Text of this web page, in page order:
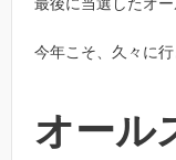
今年こそ、久々に行
オール